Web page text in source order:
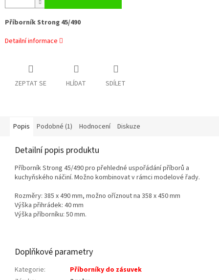
Příborník Strong 45/490
Detailní informace
ZEPTAT SE HLÍDAT SDÍLET
Popis Podobné (1) Hodnocení Diskuze
Detailní popis produktu
Příborník Strong 45/490 pro přehledné uspořádání příborů a
kuchyňského náčiní. Možno kombinovat v rámci modelové řady.
Rozměry: 385 x 490 mm, možno oříznout na 358 x 450 mm
Výška přihrádek: 40 mm
Výška příborníku: 50 mm.
Doplňkové parametry
Kategorie:
Příborníky do zásuvek